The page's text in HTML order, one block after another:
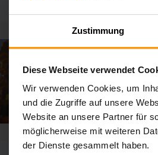
Zustimmung
Diese Webseite verwendet
Wir verwenden Cookies, um
und die Zugriffe auf unsere
Website an unsere Partner für
möglicherweise mit weiteren
der Dienste gesammelt haben.